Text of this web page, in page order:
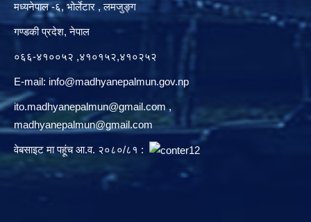
मध्यनेपाल -६, भोर्लेटार , लमजुङ्ग
गण्डकी प्रदेश, नेपाल
०६६-४१००५२ ,४१०१५२,४१०२५२
E-mail: info@madhyanepalmun.gov.np
ito.madhyanepalmun@gmail.com ,
madhyanepalmun@gmail.com
वेबसाइट मा पहूंच आ.व. २०८०/८१ :